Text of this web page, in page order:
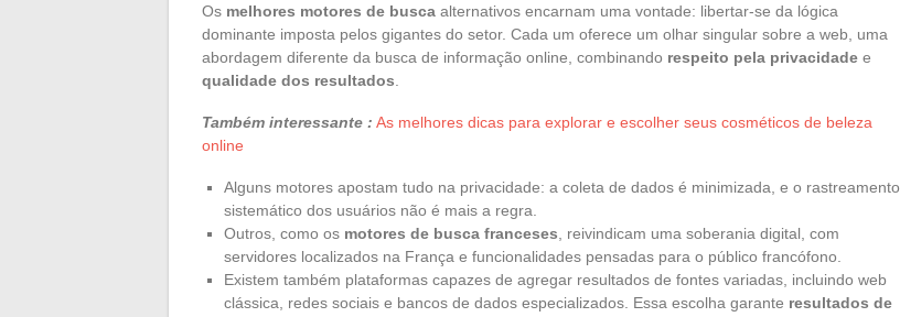
Os melhores motores de busca alternativos encarnam uma vontade: libertar-se da lógica
dominante imposta pelos gigantes do setor. Cada um oferece um olhar singular sobre a web, uma
abordagem diferente da busca de informação online, combinando respeito pela privacidade e
qualidade dos resultados
Também interessante : As melhores dicas para explorar e escolher seus cosméticos de beleza
online
Alguns motores apostam tudo na privacidade: a coleta de dados é minimizada, e o rastreamento
sistemático dos usuários não é mais a regra.
Outros, como os motores de busca franceses , reivindicam uma soberania digital, com
servidores localizados na França e funcionalidades pensadas para o público francófono.
Existem também plataformas capazes de agregar resultados de fontes variadas, incluindo web
clássica, redes sociais e bancos de dados especializados. Essa escolha garante resultados de